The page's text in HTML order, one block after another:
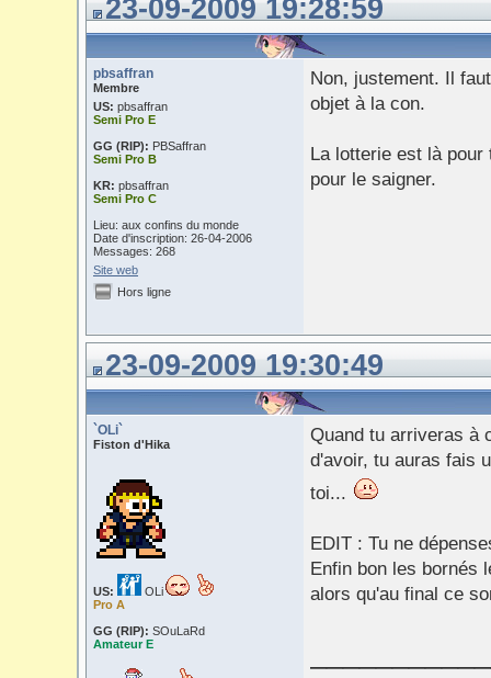
23-09-2009 19:28:59
pbsaffran
Membre
US: pbsaffran
Semi Pro E
GG (RIP): PBSaffran
Semi Pro B
KR: pbsaffran
Semi Pro C
Lieu: aux confins du monde
Date d'inscription: 26-04-2006
Messages: 268
Site web
Non, justement. Il
objet à la con.
La lotterie est là
pour le saigner.
Hors ligne
23-09-2009 19:30:49
`OLi`
Fiston d'Hika
US:
OLi
Pro A
GG (RIP): SOuLaRd
Amateur E
Quand tu arriveras à
d'avoir, tu auras fais
toi...
EDIT : Tu ne
Enfin bon les bornés
alors qu'au final ce